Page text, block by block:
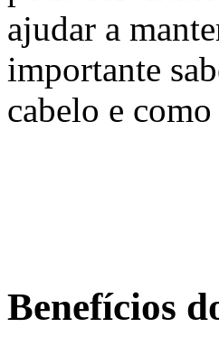
ajudar a
importante
cabelo e
Benefícios